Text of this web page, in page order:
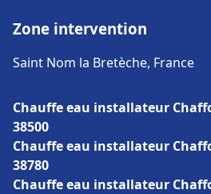
Zone intervention
Saint Nom la Bretèche, France
Chauffe eau installateur
38500
Chauffe eau installateur
38780
Chauffe eau installateur